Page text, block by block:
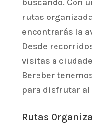
buscando. Con
rutas
encontrarás la
Desde
visitas a
Bereber
para disfrutar al
Rutas